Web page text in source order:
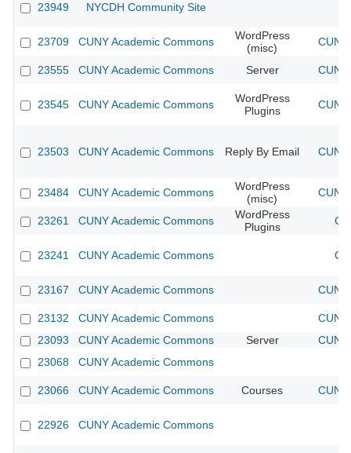
23949 NYCDH Community Site
23709 CUNY Academic Commons
WordPress
(misc)
23555 CUNY Academic Commons Server
23545 CUNY Academic Commons
WordPress
Plugins
23503 CUNY Academic Commons Reply By Email
23484 CUNY Academic Commons
WordPress
(misc)
23261 CUNY Academic Commons
WordPress
Plugins
23241 CUNY Academic Commons
23167 CUNY Academic Commons
23132 CUNY Academic Commons
23093
CUNY Academic Commons Server
23068
CUNY Academic Commons
23066 CUNY Academic Commons Courses
22926 CUNY Academic Commons